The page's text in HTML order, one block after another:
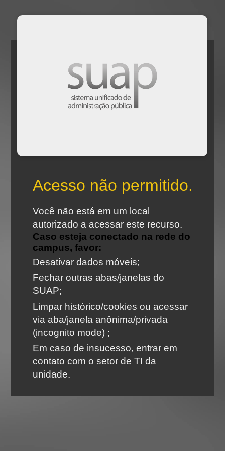
Acesso não permitido.
Você não está em um local
autorizado a acessar este recurso.
Caso esteja conectado na rede do
campus, favor:
Desativar dados móveis;
Fechar outras abas/janelas do
SUAP;
Limpar histórico/cookies ou acessar
via aba/janela anônima/privada
(incognito mode) ;
Em caso de insucesso, entrar em
contato com o setor de TI da
unidade.